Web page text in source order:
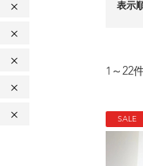
表示
1 ～ 22
SALE